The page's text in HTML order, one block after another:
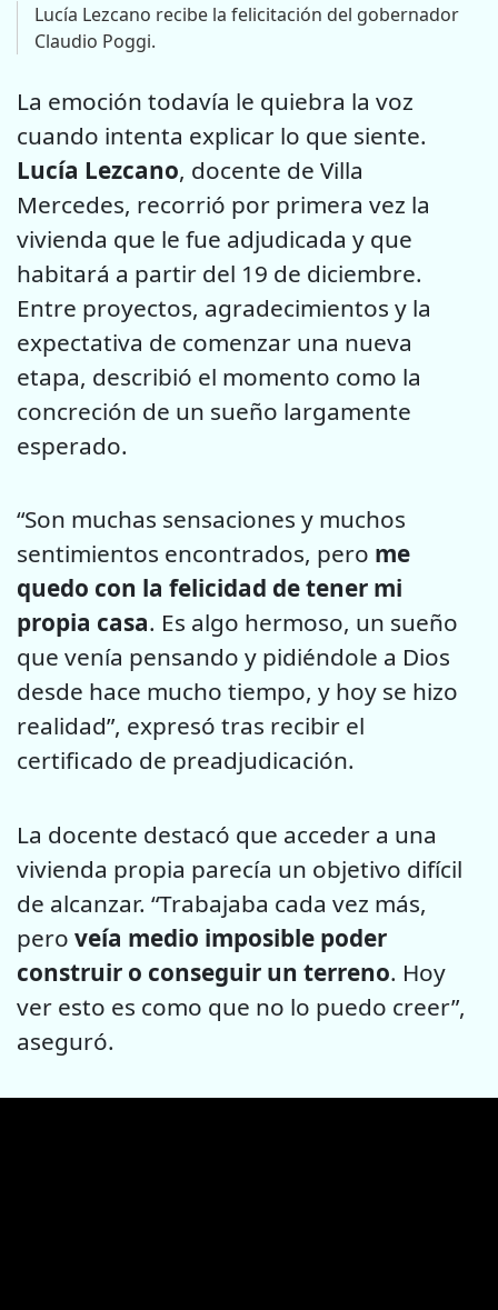
Lucía Lezcano recibe la felicitación del gobernador
Claudio Poggi.
La emoción todavía le quiebra la voz
cuando intenta explicar lo que siente.
Lucía Lezcano, docente de Villa
Mercedes, recorrió por primera vez la
vivienda que le fue adjudicada y que
habitará a partir del 19 de diciembre.
Entre proyectos, agradecimientos y la
expectativa de comenzar una nueva
etapa, describió el momento como la
concreción de un sueño largamente
esperado.
“Son muchas sensaciones y muchos
sentimientos encontrados, pero me
quedo con la felicidad de tener mi
propia casa. Es algo hermoso, un sueño
que venía pensando y pidiéndole a Dios
desde hace mucho tiempo, y hoy se hizo
realidad”, expresó tras recibir el
certificado de preadjudicación.
La docente destacó que acceder a una
vivienda propia parecía un objetivo difícil
de alcanzar. “Trabajaba cada vez más,
pero veía medio imposible poder
construir o conseguir un terreno. Hoy
ver esto es como que no lo puedo creer”,
aseguró.